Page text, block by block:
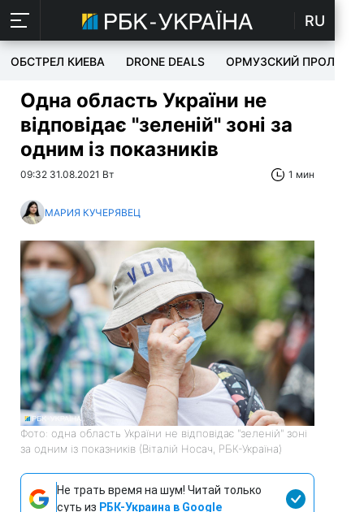
RU
ОБСТРЕЛ КИЕВА DRONE DEALS ОРМУЗСКИЙ ПРОЛИВ
Одна область України не
відповідає "зеленій" зоні за
одним із показників
09:32 31.08.2021 Вт 1 мин
МАРИЯ КУЧЕРЯВЕЦ
Фото: одна область України не відповідає "зеленій" зоні
за одним із показників (Віталій Носач, РБК-Україна)
Не трать время на шум! Читай только
суть из РБК-Украина в Google